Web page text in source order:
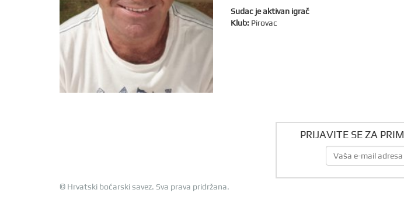
Sudac je aktivan igrač
Klub: Pirovac
PRIJAVITE SE ZA
© Hrvatski boćarski savez. Sva prava pridržana.